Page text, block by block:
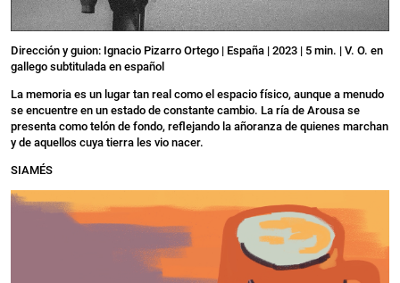
Dirección y guion: Ignacio Pizarro Ortego | España | 2023 | 5 min. | V. O. en
gallego subtitulada en español
La memoria es un lugar tan real como el espacio físico, aunque a menudo
se encuentre en un estado de constante cambio. La ría de Arousa se
presenta como telón de fondo, reflejando la añoranza de quienes marchan
y de aquellos cuya tierra les vio nacer.
SIAMÉS